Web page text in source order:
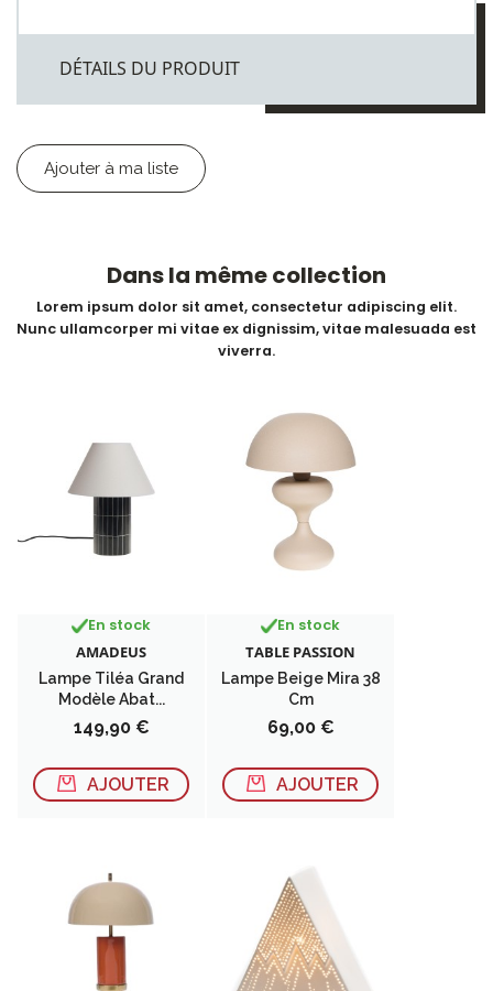
DÉTAILS DU PRODUIT
Ajouter à ma liste
Dans la même collection
Lorem ipsum dolor sit amet, consectetur adipiscing elit.
Nunc ullamcorper mi vitae ex dignissim, vitae malesuada est
viverra.
En stock
AMADEUS
Lampe Tiléa Grand
Modèle Abat...
Prix
149,90 €
AJOUTER
En stock
TABLE PASSION
Lampe Beige Mira 38
Cm
Prix
69,00 €
AJOUTER